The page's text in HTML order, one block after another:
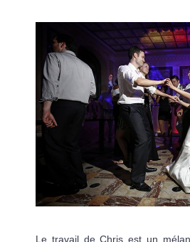
Le travail de Chris est un